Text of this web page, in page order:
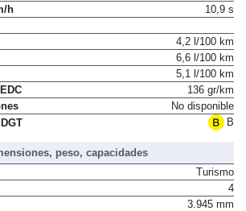
h
10,9 s
4,2 l/100 km
6,6 l/100 km
5,1 l/100 km
136 gr/km
No disponible
B
peso, capacidades
Turismo
4
3.945 mm